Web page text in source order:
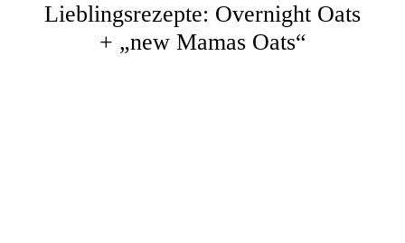
Lieblingsrezepte: Overnight Oats
+ „new Mamas Oats“